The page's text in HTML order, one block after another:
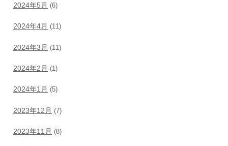
2024年5月 (6)
2024年4月 (11)
2024年3月 (11)
2024年2月 (1)
2024年1月 (5)
2023年12月 (7)
2023年11月 (8)